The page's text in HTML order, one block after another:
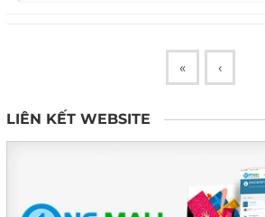
« ‹
LIÊN KẾT WEBSITE